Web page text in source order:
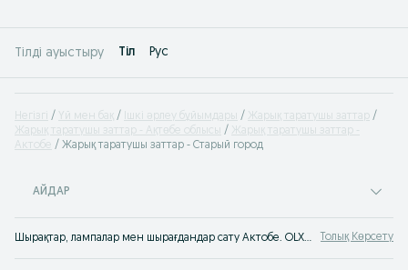
Тілді ауыстыру Tіл Рус
Негізгі Үй мен бақ Ішкі əрлеу бұйымдары
Жарық таратушы заттар
Жарық таратушы заттар - Ақтөбе облысы
Жарық таратушы заттар -
Актобе
Жарық таратушы заттар - Старый город
АЙДАР
Шырақтар, лампалар мен шырағдандар сату Актобе. OLX Актобе хабарландырулар cервисінен қолданылған шырақты жеңіл де тез сатып алуға болады. Интерьердің тек үздік заттарын OLX-тан сатып ал Толық Көрсету